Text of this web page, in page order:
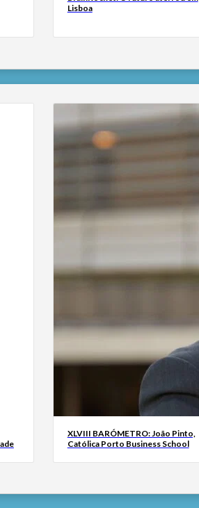
Lisboa
XLVIII BARÓMETRO: João Pinto,
Católica Porto Business School